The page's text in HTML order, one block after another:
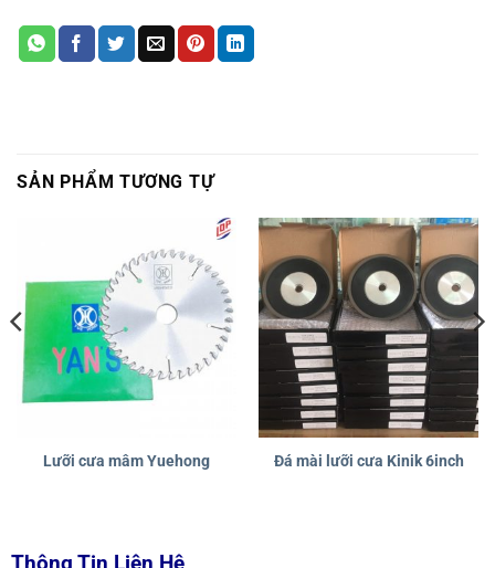
SẢN PHẨM TƯƠNG TỰ
Lưỡi cưa mâm Yuehong Đá mài lưỡi cưa Kinik 6inch